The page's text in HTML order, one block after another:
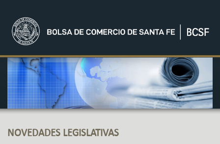
NOVEDADES LEGISLATIVAS